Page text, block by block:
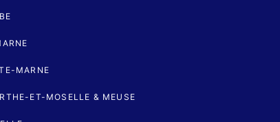
MARNE
ET-MOSELLE & MEUSE